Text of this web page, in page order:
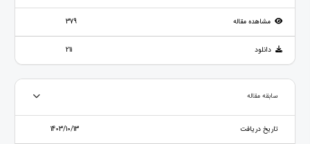
مشاهده مقاله 379
دانلود 211
سابقه مقاله
تاریخ دریافت 1403/10/13